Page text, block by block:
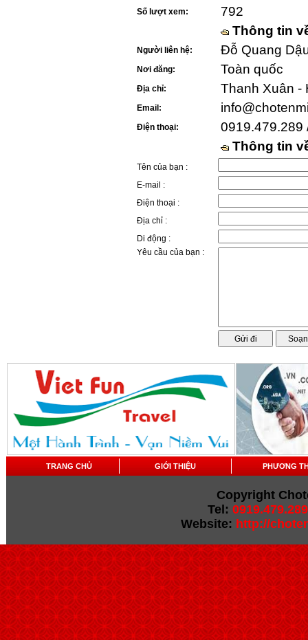
Số lượt xem:
792
Thông tin
Người liên hệ: Đỗ Quang
Nơi đăng: Toàn quốc
Địa chỉ: Thanh Xuân -
Email:
Điện thoại:
0919.479.289
Thông tin
Tên của bạn :
E-mail :
Điện thoại :
Địa chỉ :
Di động :
Yêu cầu của bạn :
TRANG CHỦ GIỚI THIỆU PHƯƠNG
Copyright
Tel: 0919.479.289
Website: http://